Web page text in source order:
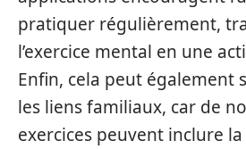
pratiquer régulièrement,
l’exercice mental en une
Enfin, cela peut également
les liens familiaux, car de
exercices peuvent inclure